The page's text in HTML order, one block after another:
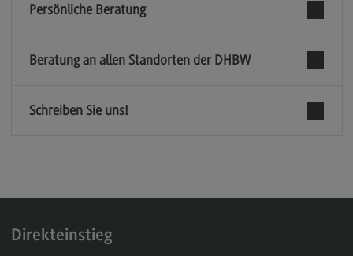
Berufsperspektiven
Entrepreneurship
Persönliche Beratung
Beratung an allen Standorten der DHBW
Schreiben Sie uns!
Direkteinstieg